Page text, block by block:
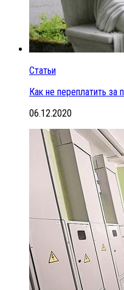
Статьи
Как не переплатить за
06.12.2020